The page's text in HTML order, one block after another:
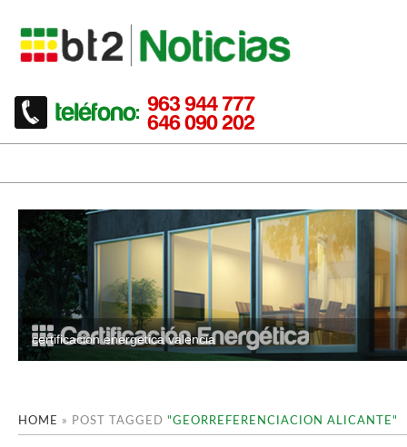
certificacion energetica valencia
HOME » POST TAGGED "GEORREFERENCIACION ALICANTE"